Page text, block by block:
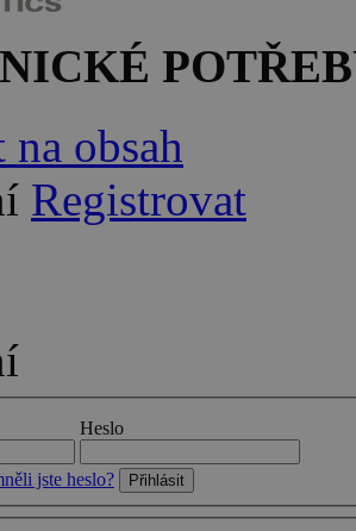
obsah
Registrovat
Heslo
jste heslo?